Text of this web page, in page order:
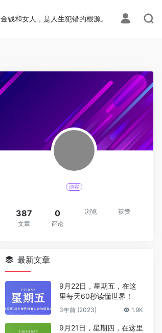
金钱和女人，是人生犯错的根源。
游客
387
文章
0
评论
浏览 获赞
最新文章
9月22日，星期五，在这
里每天60秒读懂世界！
3年前 (2023) 1.9K
9月21日，星期四，在这里